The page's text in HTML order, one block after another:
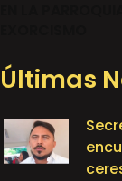
Últimas